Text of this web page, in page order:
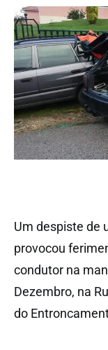
Um despiste de
provocou
condutor na
Dezembro, na
do